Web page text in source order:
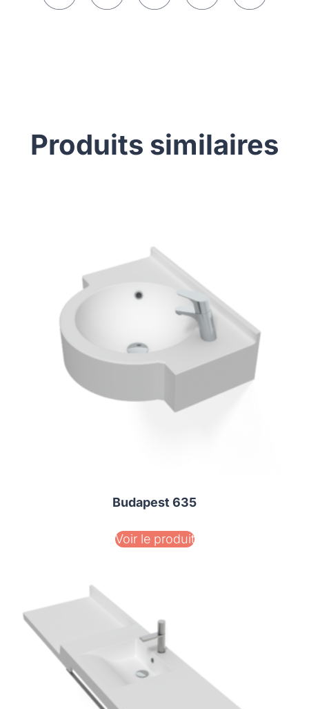
Produits similaires
Budapest 635
Voir le produit